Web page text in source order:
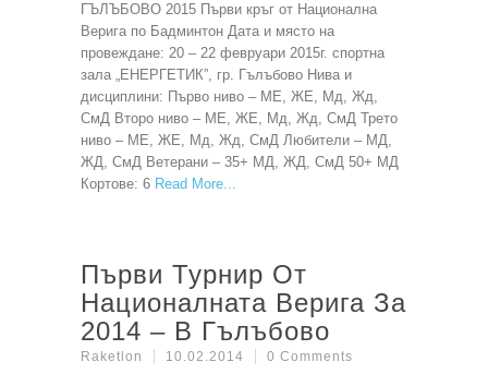
ГЪЛЪБОВО 2015 Първи кръг от Национална
Верига по Бадминтон Дата и място на
провеждане: 20 – 22 февруари 2015г. спортна
зала „ЕНЕРГЕТИК”, гр. Гълъбово Нива и
дисциплини: Първо ниво – МЕ, ЖЕ, Мд, Жд,
СмД Второ ниво – МЕ, ЖЕ, Мд, Жд, СмД Трето
ниво – МЕ, ЖЕ, Мд, Жд, СмД Любители – МД,
ЖД, СмД Ветерани – 35+ МД, ЖД, СмД 50+ МД
Кортове: 6 Read More
Първи Турнир От
Националната Верига За
2014 – В Гълъбово
Raketlon 10.02.2014 0 Comments